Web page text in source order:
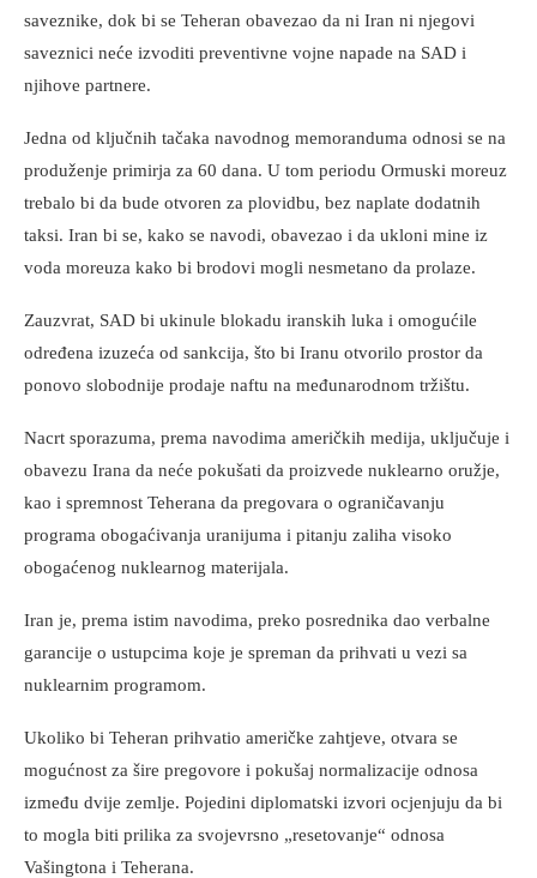
saveznike, dok bi se Teheran obavezao da ni Iran ni njegovi
saveznici neće izvoditi preventivne vojne napade na SAD i
njihove partnere.
Jedna od ključnih tačaka navodnog memoranduma odnosi se na
produženje primirja za 60 dana. U tom periodu Ormuski moreuz
trebalo bi da bude otvoren za plovidbu, bez naplate dodatnih
taksi. Iran bi se, kako se navodi, obavezao i da ukloni mine iz
voda moreuza kako bi brodovi mogli nesmetano da prolaze.
Zauzvrat, SAD bi ukinule blokadu iranskih luka i omogućile
određena izuzeća od sankcija, što bi Iranu otvorilo prostor da
ponovo slobodnije prodaje naftu na međunarodnom tržištu.
Nacrt sporazuma, prema navodima američkih medija, uključuje i
obavezu Irana da neće pokušati da proizvede nuklearno oružje,
kao i spremnost Teherana da pregovara o ograničavanju
programa obogaćivanja uranijuma i pitanju zaliha visoko
obogaćenog nuklearnog materijala.
Iran je, prema istim navodima, preko posrednika dao verbalne
garancije o ustupcima koje je spreman da prihvati u vezi sa
nuklearnim programom.
Ukoliko bi Teheran prihvatio američke zahtjeve, otvara se
mogućnost za šire pregovore i pokušaj normalizacije odnosa
između dvije zemlje. Pojedini diplomatski izvori ocjenjuju da bi
to mogla biti prilika za svojevrsno „resetovanje“ odnosa
Vašingtona i Teherana.